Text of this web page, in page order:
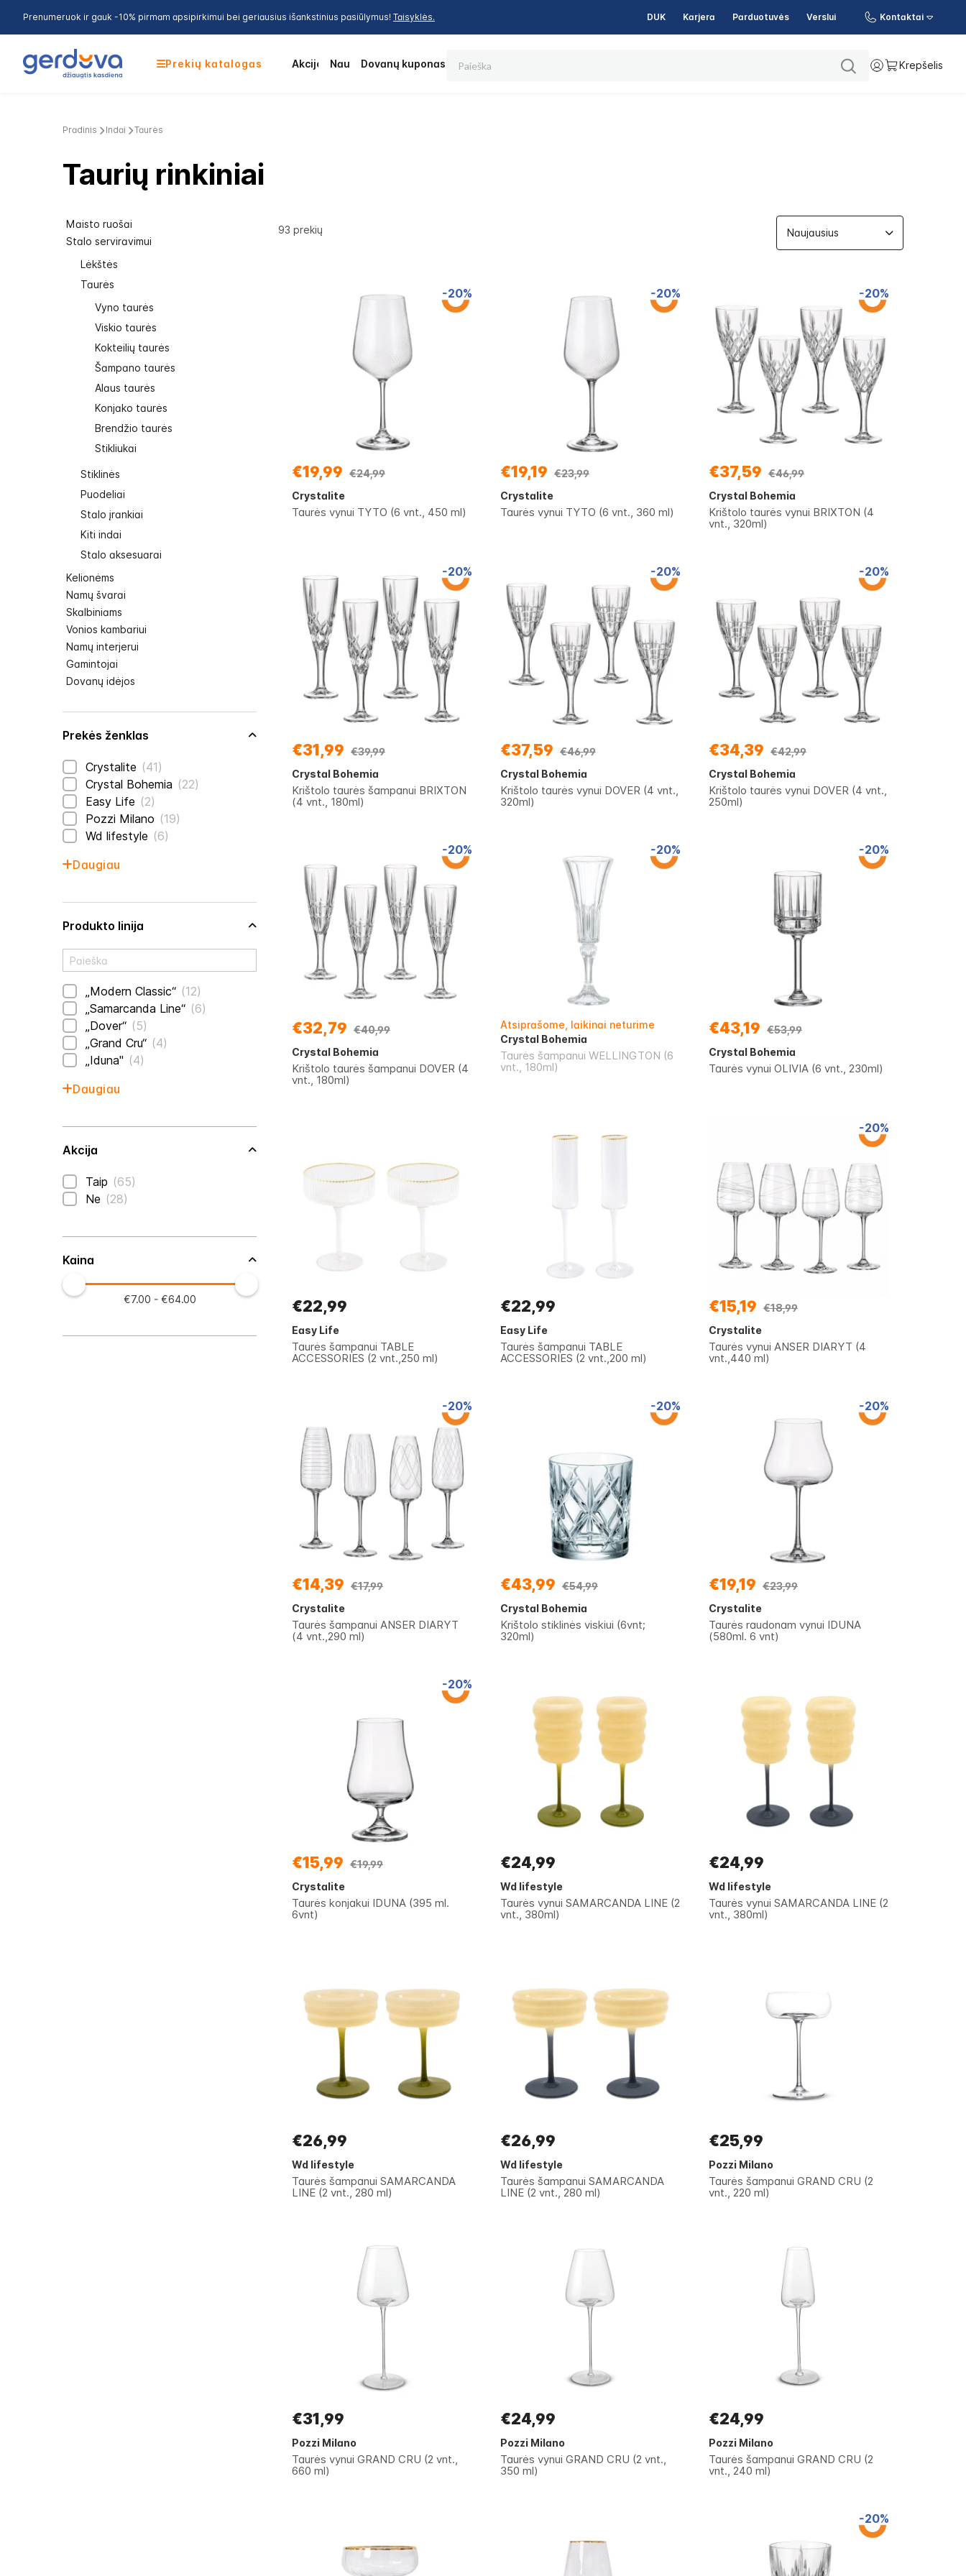
Prenumeruok ir gauk -10% pirmam apsipirkimui bei geriausius išankstinius pasiūlymus! Taisyklės. DUK Karjera Parduotuvės Verslui Kontaktai
Prekių katalogas Akcijos Nauja Dovanų kuponas Krepšelis
Pradinis Indai Taurės
Taurių rinkiniai
93 prekių
-20%
€19,99 €24,99
Crystalite
Taurės vynui TYTO (6 vnt., 450 ml)
-20%
€19,19 €23,99
Crystalite
Taurės vynui TYTO (6 vnt., 360 ml)
-20%
€37,59 €46,99
Crystal Bohemia
Krištolo taurės vynui BRIXTON (4
vnt., 320ml)
-20%
€31,99 €39,99
Crystal Bohemia
Krištolo taurės šampanui BRIXTON
(4 vnt., 180ml)
-20%
€37,59 €46,99
Crystal Bohemia
Krištolo taurės vynui DOVER (4 vnt.,
320ml)
-20%
€34,39 €42,99
Crystal Bohemia
Krištolo taurės vynui DOVER (4 vnt.,
250ml)
-20%
€32,79 €40,99
Crystal Bohemia
Krištolo taurės šampanui DOVER (4
vnt., 180ml)
-20%
Atsiprašome, laikinai neturime
Crystal Bohemia
Taurės šampanui WELLINGTON (6
vnt., 180ml)
-20%
€43,19 €53,99
Crystal Bohemia
Taurės vynui OLIVIA (6 vnt., 230ml)
€22,99
Easy Life
Taurės šampanui TABLE
ACCESSORIES (2 vnt.,250 ml)
€22,99
Easy Life
Taurės šampanui TABLE
ACCESSORIES (2 vnt.,200 ml)
-20%
€15,19 €18,99
Crystalite
Taurės vynui ANSER DIARYT (4
vnt.,440 ml)
-20%
€14,39 €17,99
Crystalite
Taurės šampanui ANSER DIARYT
(4 vnt.,290 ml)
-20%
€43,99 €54,99
Crystal Bohemia
Krištolo stiklinės viskiui (6vnt;
320ml)
-20%
€19,19 €23,99
Crystalite
Taurės raudonam vynui IDUNA
(580ml. 6 vnt)
-20%
€15,99 €19,99
Crystalite
Taurės konjakui IDUNA (395 ml.
6vnt)
€24,99
Wd lifestyle
Taurės vynui SAMARCANDA LINE (2
vnt., 380ml)
€24,99
Wd lifestyle
Taurės vynui SAMARCANDA LINE (2
vnt., 380ml)
€26,99
Wd lifestyle
Taurės šampanui SAMARCANDA
LINE (2 vnt., 280 ml)
€26,99
Wd lifestyle
Taurės šampanui SAMARCANDA
LINE (2 vnt., 280 ml)
€25,99
Pozzi Milano
Taurės šampanui GRAND CRU (2
vnt., 220 ml)
€31,99
Pozzi Milano
Taurės vynui GRAND CRU (2 vnt.,
660 ml)
€24,99
Pozzi Milano
Taurės vynui GRAND CRU (2 vnt.,
350 ml)
€24,99
Pozzi Milano
Taurės šampanui GRAND CRU (2
vnt., 240 ml)
-20%
Maisto ruošai
Stalo serviravimui
Lėkštės
Taurės
Vyno taurės
Viskio taurės
Kokteilių taurės
Šampano taurės
Alaus taurės
Konjako taurės
Brendžio taurės
Stikliukai
Stiklinės
Puodeliai
Stalo įrankiai
Kiti indai
Stalo aksesuarai
Kelionėms
Namų švarai
Skalbiniams
Vonios kambariui
Namų interjerui
Gamintojai
Dovanų idėjos
Prekės ženklas
Crystalite 41
prekės
Crystal Bohemia
22
prekės
Easy Life
2
prekės
Pozzi Milano
19
prekės
Wd lifestyle
6
prekės
Daugiau
Produkto linija
„Modern Classic“ 12
prekės
„Samarcanda Line“
6
prekės
„Dover“
5
prekės
„Grand Cru“
4
prekės
„Iduna"
4
prekės
Daugiau
Akcija
Taip 65
prekės
Ne
28
prekės
Kaina
€7.00 - €64.00